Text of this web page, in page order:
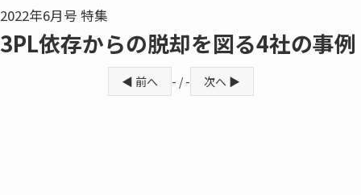
2022年6月号 特集
3PL依存からの脱却を図る4社の事例
◀ 前へ - / - 次へ ▶